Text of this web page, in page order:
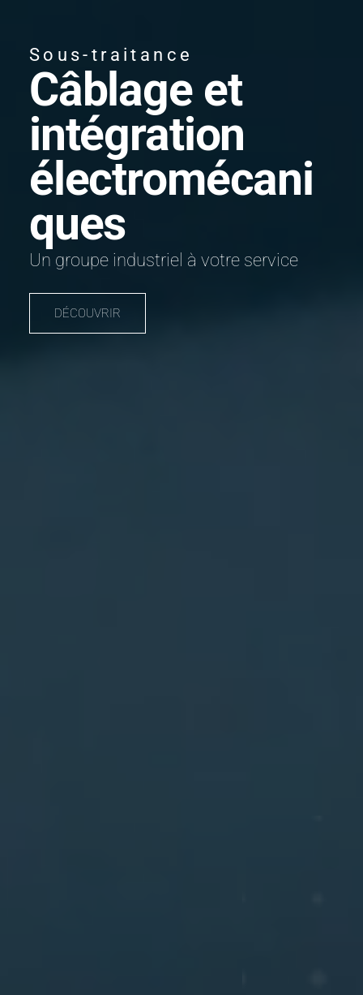
Sous-traitance
Câblage et
intégration
électromécani
ques
Un groupe industriel à votre service
DÉCOUVRIR